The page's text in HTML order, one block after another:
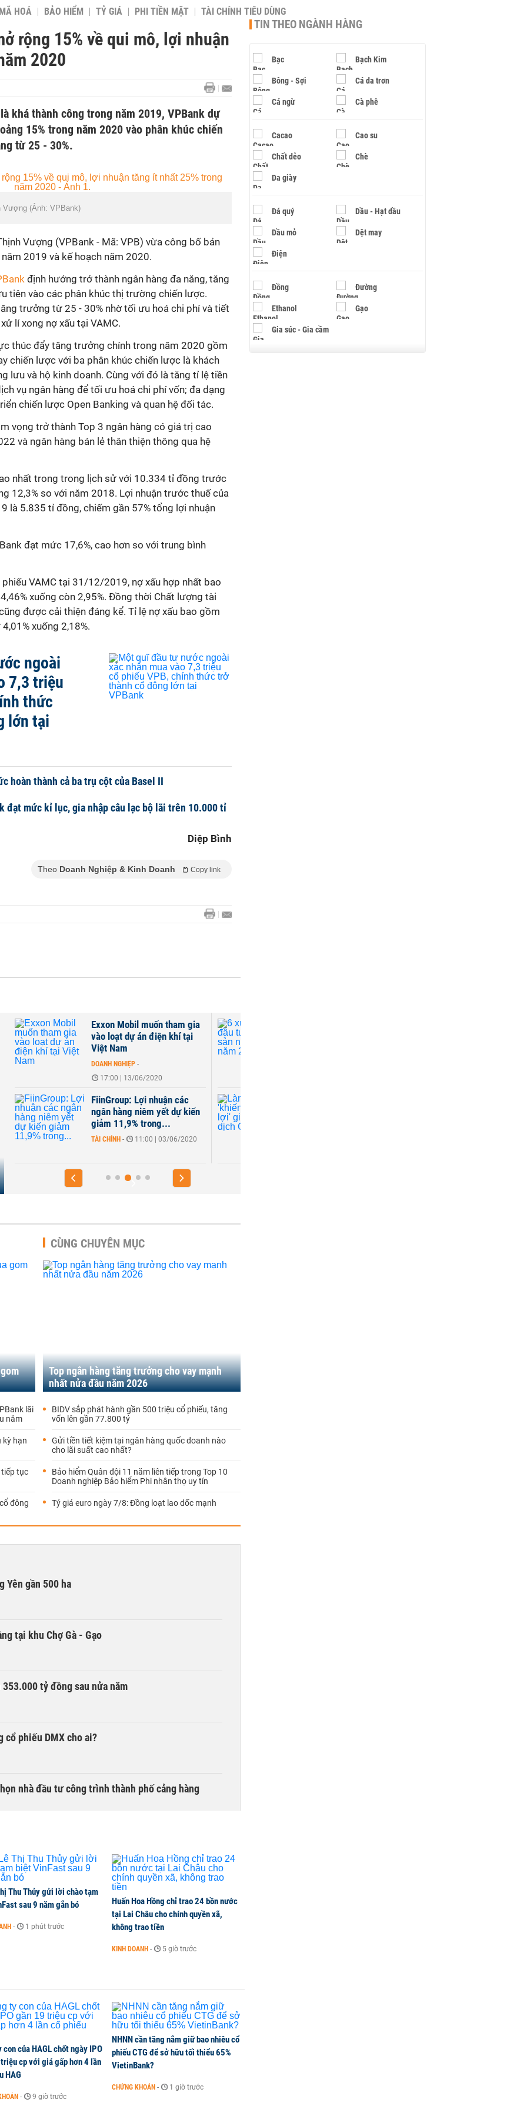
HOÁ BẢO HIỂM TỶ GIÁ PHI TIỀN MẶT TÀI CHÍNH TIÊU DÙNG
rộng 15% về qui mô, lợi nhuận
2020
khá thành công trong năm 2019, VPBank dự
15% trong năm 2020 vào phân khúc chiến
từ 25 - 30%.
Vượng (Ảnh: VPBank)
Vượng (VPBank - Mã: VPB) vừa công bố bản
2019 và kế hoạch năm 2020.
định hướng trở thành ngân hàng đa năng, tăng
tiên vào các phân khúc thị trường chiến lược.
trưởng từ 25 - 30% nhờ tối ưu hoá chi phí và tiết
lí xong nợ xấu tại VAMC.
thúc đẩy tăng trưởng chính trong năm 2020 gồm
chiến lược với ba phân khúc chiến lược là khách
lưu và hộ kinh doanh. Cùng với đó là tăng tỉ lệ tiền
vụ ngân hàng để tối ưu hoá chi phí vốn; đa dạng
chiến lược Open Banking và quan hệ đối tác.
vọng trở thành Top 3 ngân hàng có giá trị cao
và ngân hàng bán lẻ thân thiện thông qua hệ
nhất trong trong lịch sử với 10.334 tỉ đồng trước
12,3% so với năm 2018. Lợi nhuận trước thuế của
là 5.835 tỉ đồng, chiếm gần 57% tổng lợi nhuận
đạt mức 17,6%, cao hơn so với trung bình
VAMC tại 31/12/2019, nợ xấu hợp nhất bao
xuống còn 2,95%. Đồng thời Chất lượng tài
được cải thiện đáng kể. Tỉ lệ nợ xấu bao gồm
xuống 2,18%.
ngoài
7,3 triệu
thức
lớn tại
hoàn thành cả ba trụ cột của Basel II
đạt mức kỉ lục, gia nhập câu lạc bộ lãi trên 10.000 tỉ
Diệp Bình
Theo Doanh Nghiệp & Kinh Doanh Copy link
Exxon Mobil muốn tham gia
vào loạt dự án điện khí tại
Việt Nam
DOANH NGHIỆP -
17:00 | 13/06/2020
FiinGroup: Lợi nhuận các
ngân hàng niêm yết dự kiến
giảm 11,9% trong...
TÀI CHÍNH - 11:00 | 03/06/2020
lãi
năm
kỳ hạn
tục
đông
CÙNG CHUYÊN MỤC
Top ngân hàng tăng trưởng cho vay mạnh
nhất nửa đầu năm 2026
BIDV sắp phát hành gần 500 triệu cổ phiếu, tăng
vốn lên gần 77.800 tỷ
Gửi tiền tiết kiệm tại ngân hàng quốc doanh nào
cho lãi suất cao nhất?
Bảo hiểm Quân đội 11 năm liên tiếp trong Top 10
Doanh nghiệp Bảo hiểm Phi nhân thọ uy tín
Tỷ giá euro ngày 7/8: Đồng loạt lao dốc mạnh
Yên gần 500 ha
tại khu Chợ Gà - Gạo
tỷ đồng sau nửa năm
cổ phiếu DMX cho ai?
nhà đầu tư công trình thành phố cảng hàng
ai đã mua vào?
lao động công trình đóng BHXH bắt buộc
Khoa bị khởi tố
Thu Thủy gửi lời chào tạm
sau 9 năm gắn bó
- 1 phút trước
Huấn Hoa Hồng chỉ trao 24 bồn nước
tại Lai Châu cho chính quyền xã,
không trao tiền
KINH DOANH - 5 giờ trước
con của HAGL chốt ngày IPO
cp với giá gấp hơn 4 lần
HAG
- 9 giờ trước
NHNN cần tăng nắm giữ bao nhiêu cổ
phiếu CTG để sở hữu tối thiểu 65%
VietinBank?
CHỨNG KHOÁN - 1 giờ trước
TIN THEO NGÀNH HÀNG
Bạc Bạch Kim
Bông - Sợi Cá da trơn
Cá ngừ Cà phê
Cacao Cao su
Chất dẻo Chè
Da giày
Đá quý Dầu - Hạt dầu
Dầu mỏ Dệt may
Điện
Đồng Đường
Ethanol Gạo
Gia súc - Gia cầm